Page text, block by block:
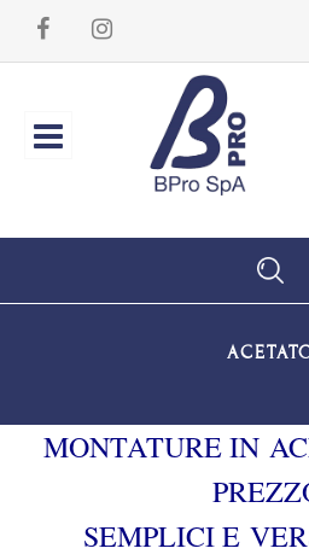
MONTATURE IN
SEMPLICI E